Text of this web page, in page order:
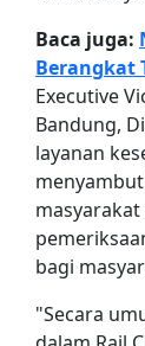
Baca juga:
Berangkat
Executive
Bandung,
layanan
bagi
"Secara